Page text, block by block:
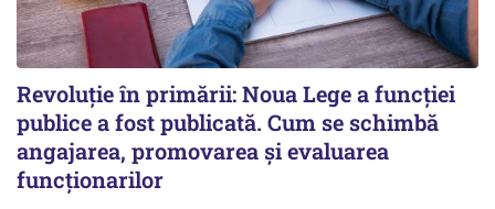
Revoluție în primării: Noua Lege a funcției
publice a fost publicată. Cum se schimbă
angajarea, promovarea și evaluarea
funcționarilor